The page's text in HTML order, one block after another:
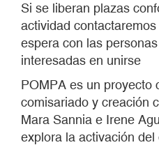
Si se liberan plazas
actividad
espera con las
interesadas en unirse
POMPA es un proyecto
comisariado y creación
Mara Sannia e Irene
explora la activación